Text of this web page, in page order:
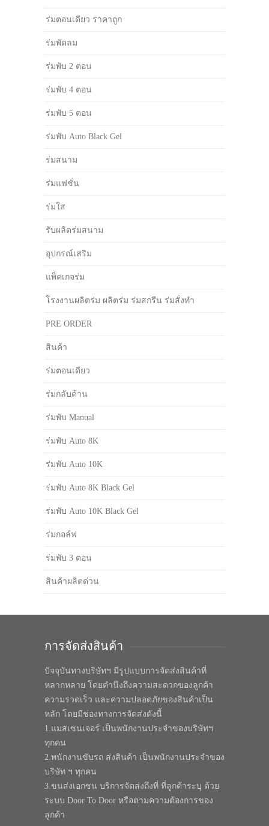
ร่มตอนเดียว ราคาถูก
ร่มพัดลม
ร่มพับ 2 ตอน
ร่มพับ 4 ตอน
ร่มพับ 5 ตอน
ร่มพับ Auto Black Gel
ร่มสนาม
ร่มแฟชั่น
ร่มใส
รับผลิตร่มสนาม
อุปกรณ์เสริม
แพ็คเกจร่ม
โรงงานผลิตร่ม ผลิตร่ม ร่มสกรีน ร่มสั่งทำ
PRE ORDER
สินค้า
ร่มตอนเดียว
ร่มกลับด้าน
ร่มพับ Manual
ร่มพับ Auto 8K
ร่มพับ Auto 10K
ร่มพับ Auto 8K Black Gel
ร่มพับ Auto 10K Black Gel
ร่มกอล์ฟ
ร่มพับ 3 ตอน
สินค้าผลิตด่วน
การจัดส่งสินค้า
ปัจจุบันทางบริษัทฯ มีรูปแบบการจัดส่งสินค้าที่
หลากหลาย โดยคำนึงถึงความสะดวกของลูกค้า
ความรวดเร็ว และความปลอดภัยของสินค้าเป็น
หลัก โดยมีช่องทางการจัดส่งดังนี้
1.แมสเซนเจอร์ เป็นพนักงานประจำของบริษัทฯ
ทุกคน
2.พนักงานขับรถ ส่งสินค้า เป็นพนักงานประจำของ
บริษัท ฯ ทุกคน
3.ขนส่งเอกชน บริการจัดส่งถึงที่ ที่ลูกค้าระบุ ด้วย
ระบบ Door To Door หรือตามความต้องการของ
ลูกค้า